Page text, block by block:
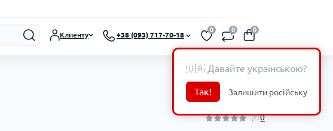
Клиенту +38 (093) 717-70-18
0 0 0
0
🇺🇦 Давайте українською?
Так! Залишити російську